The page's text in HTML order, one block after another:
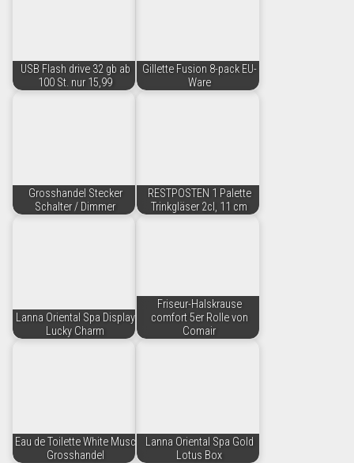
USB Flash drive 32 gb ab
100 St. nur 15,99
Gillette Fusion 8-pack EU-
Ware
Grosshandel Stecker
Schalter / Dimmer
RESTPOSTEN 1 Palette
Trinkgläser 2cl, 11 cm
Lanna Oriental Spa Display
Lucky Charm
Friseur-Halskrause
comfort 5er Rolle von
Comair
Eau de Toilette White Musc
Grosshandel
Lanna Oriental Spa Gold
Lotus Box